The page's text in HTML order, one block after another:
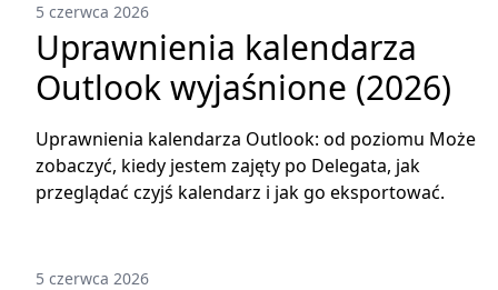
5 czerwca 2026
Uprawnienia kalendarza
Outlook wyjaśnione (2026)
Uprawnienia kalendarza Outlook: od poziomu Może
zobaczyć, kiedy jestem zajęty po Delegata, jak
przeglądać czyjś kalendarz i jak go eksportować.
5 czerwca 2026